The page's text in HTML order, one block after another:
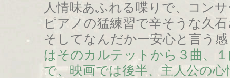
人情味あふれる喋りで、コン
ピアノの猛練習で辛そうな久
そしてなんだか一安心と言う
はそのカルテットから３曲、
で、映画では後半、主人公の